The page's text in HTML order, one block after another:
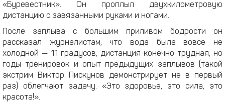
«Буревестник». Он проплыл двухкилометровую
дистанцию с завязанными руками и ногами.
После заплыва с большим приливом бодрости он
рассказал журналистам, что вода была вовсе не
холодной — 11 градусов, дистанция конечно трудная, но
годы тренировок и опыт предыдущих заплывов (такой
экстрим Виктор Пискунов демонстрирует не в первый
раз) облегчают задачу. «Это здоровье, это сила, это
красота!».